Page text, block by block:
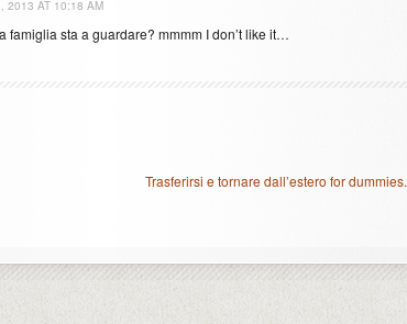
2013 AT 10:18 AM
famiglia sta a guardare? mmmm I don’t like it…
Trasferirsi e tornare dall’estero for dummies.